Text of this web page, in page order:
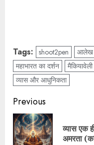
Tags: shoot2pen आलेख
महाभारत का दर्शन
व्यास और आधुनिकता
Previous
व्यास एक
अमरता